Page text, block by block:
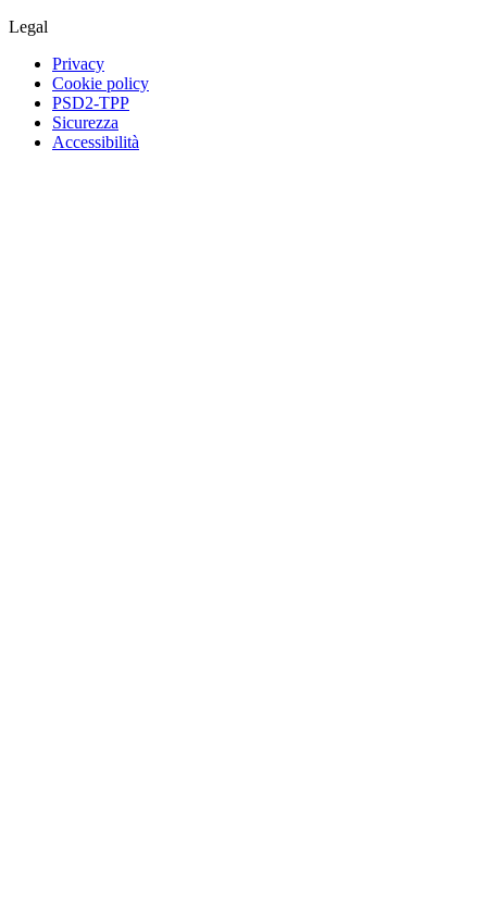
Legal
Privacy
Cookie policy
PSD2-TPP
Sicurezza
Accessibilità